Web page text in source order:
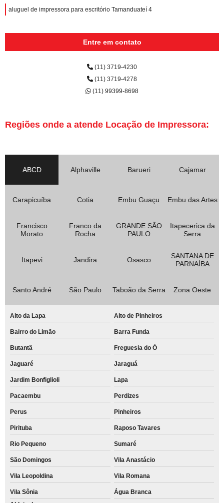
aluguel de impressora para escritório Tamanduateí 4
Entre em contato
(11) 3719-4230
(11) 3719-4278
(11) 99399-8698
Regiões onde a atende Locação de Impressora:
ABCD Alphaville Barueri Cajamar
Carapicuíba Cotia Embu Guaçu Embu das Artes
Francisco
Morato
Franco da
Rocha
GRANDE SÃO
PAULO
Itapecerica da
Serra
Itapevi Jandira Osasco
SANTANA DE
PARNAÍBA
Santo André São Paulo Taboão da Serra Zona Oeste
Alto da Lapa Alto de Pinheiros
Bairro do Limão Barra Funda
Butantã Freguesia do Ó
Jaguaré Jaraguá
Jardim Bonfiglioli Lapa
Pacaembu Perdizes
Perus Pinheiros
Pirituba Raposo Tavares
Rio Pequeno Sumaré
São Domingos Vila Anastácio
Vila Leopoldina Vila Romana
Vila Sônia
Água Branca